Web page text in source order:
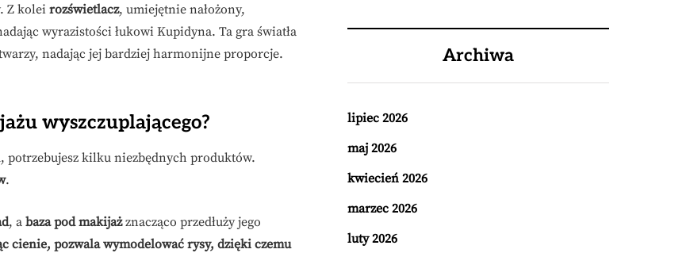
Z kolei rozświetlacz, umiejętnie nałożony,
wyrazistości łukowi Kupidyna. Ta gra światła
nadając jej bardziej harmonijne proporcje.
wyszczuplającego?
potrzebujesz kilku niezbędnych produktów.
.
, a baza pod makijażznacząco przedłuży jego
cienie, pozwala wymodelować rysy, dzięki czemu
Archiwa
lipiec 2026
maj 2026
kwiecień 2026
marzec 2026
luty 2026